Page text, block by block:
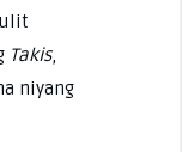
Takis,
niyang